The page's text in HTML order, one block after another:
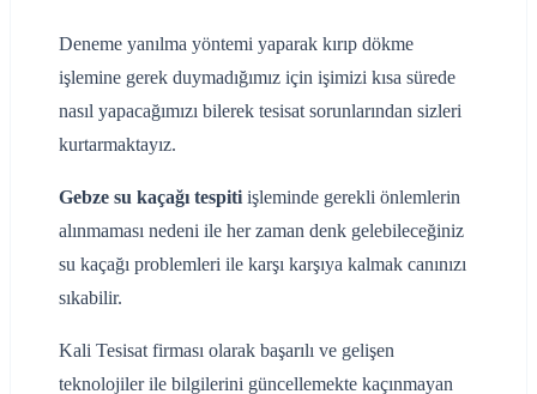
Deneme yanılma yöntemi yaparak kırıp dökme
işlemine gerek duymadığımız için işimizi kısa sürede
nasıl yapacağımızı bilerek tesisat sorunlarından sizleri
kurtarmaktayız.
Gebze su kaçağı tespiti işleminde gerekli önlemlerin
alınmaması nedeni ile her zaman denk gelebileceğiniz
su kaçağı problemleri ile karşı karşıya kalmak canınızı
sıkabilir.
Kali Tesisat firması olarak başarılı ve gelişen
teknolojiler ile bilgilerini güncellemekte kaçınmayan